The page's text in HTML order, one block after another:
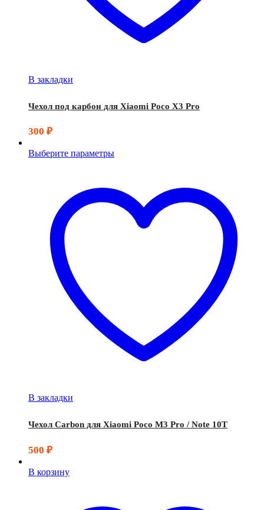
В закладки
Чехол под карбон для Xiaomi Poco X3 Pro
300 ₽
Выберите параметры
В закладки
Чехол Carbon для Xiaomi Poco M3 Pro / Note 10T
500 ₽
В корзину